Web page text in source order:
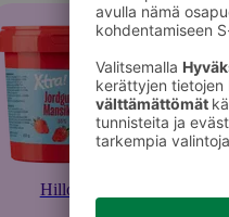
Hillot